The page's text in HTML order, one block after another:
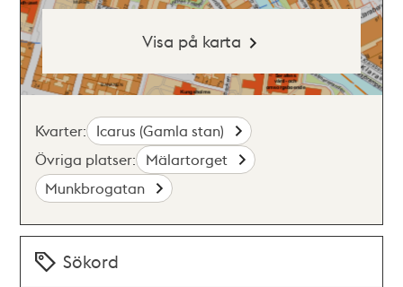
Visa på karta
Kvarter: Icarus (Gamla stan)
Övriga platser: Mälartorget
Munkbrogatan
Sökord